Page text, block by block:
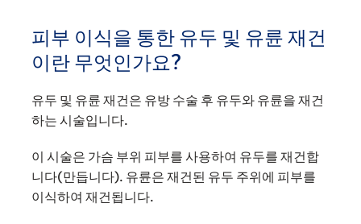
피부 이식을 통한 유두 및 유륜 재건
이란 무엇인가요?
유두 및 유륜 재건은 유방 수술 후 유두와 유륜을 재건
하는 시술입니다.
이 시술은 가슴 부위 피부를 사용하여 유두를 재건합
니다(만듭니다). 유륜은 재건된 유두 주위에 피부를
이식하여 재건됩니다.